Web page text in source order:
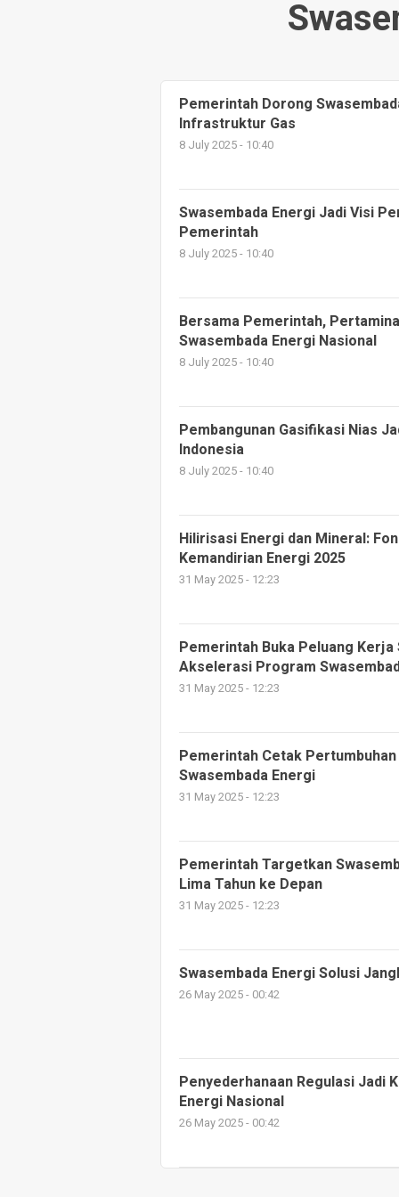
Pemerintah Dorong
Infrastruktur Gas
8 July 2025 - 10:40
Swasembada Energi Jadi Visi
Pemerintah
8 July 2025 - 10:40
Bersama Pemerintah,
Swasembada Energi Nasional
8 July 2025 - 10:40
Pembangunan Gasifikasi Nias
Indonesia
8 July 2025 - 10:40
Hilirisasi Energi dan Mineral:
Kemandirian Energi 2025
31 May 2025 - 12:23
Pemerintah Buka Peluang Kerja
Akselerasi Program
31 May 2025 - 12:23
Pemerintah Cetak
Swasembada Energi
31 May 2025 - 12:23
Pemerintah Targetkan
Lima Tahun ke Depan
31 May 2025 - 12:23
Swasembada Energi Solusi
26 May 2025 - 00:42
Penyederhanaan Regulasi Jadi
Energi Nasional
26 May 2025 - 00:42